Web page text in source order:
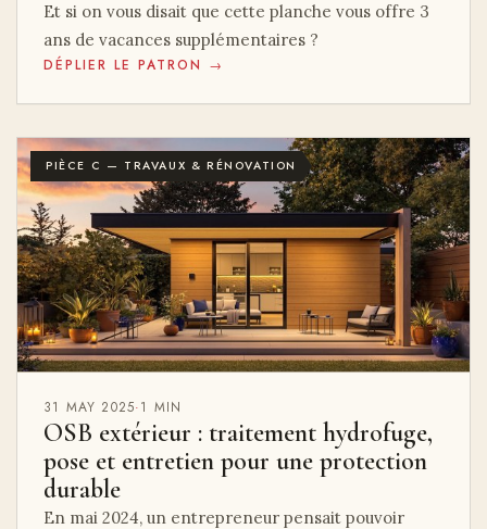
Et si on vous disait que cette planche vous offre 3
ans de vacances supplémentaires ?
DÉPLIER LE PATRON →
PIÈCE C — TRAVAUX & RÉNOVATION
31 MAY 2025·1 MIN
OSB extérieur : traitement hydrofuge,
pose et entretien pour une protection
durable
En mai 2024, un entrepreneur pensait pouvoir